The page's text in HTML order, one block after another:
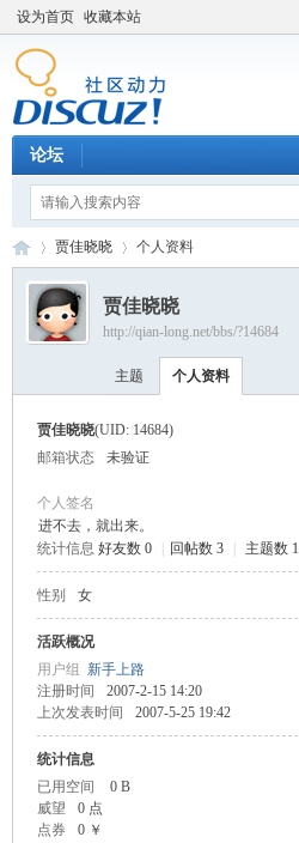
设为首页 收藏本站
论坛
›
贾佳晓晓 个人资料
贾佳晓晓
http://qian-long.net/bbs/?14684
主题 个人资料
贾佳晓晓(UID: 14684)
邮箱状态
未验证
个人签名
进不去，就出来。
统计信息 好友数 0 回帖数 3 主题数 1
性别 女
活跃概况
用户组 新手上路
注册时间
2007-2-15 14:20
上次发表时间
2007-5-25 19:42
统计信息
已用空间
0 B
威望
0 点
点券
0 ￥